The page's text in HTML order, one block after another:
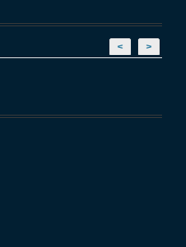
< >